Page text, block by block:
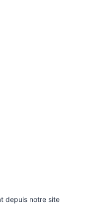
depuis notre site